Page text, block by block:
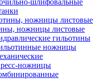
шлифовальные
ножницы листовые
гильотины
ножницы
ножницы